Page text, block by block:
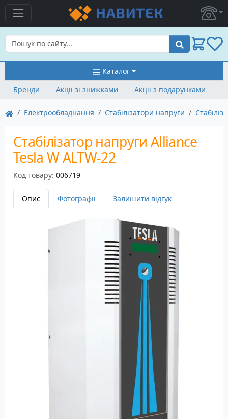
Пошук
Каталог
Бренди
Акції зі знижками Акції з подарунками
Електрообладнання Стабілізатори напруги
Стабілізатор напруги Alliance
Tesla W ALTW-22
Код товару: 006719
Опис Фотографії Залишити відгук